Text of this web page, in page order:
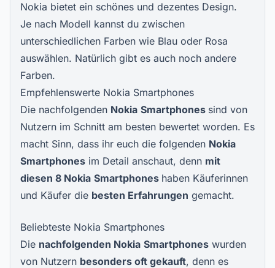
Nokia bietet ein schönes und dezentes Design.
Je nach Modell kannst du zwischen
unterschiedlichen Farben wie Blau oder Rosa
auswählen. Natürlich gibt es auch noch andere
Farben.
Empfehlenswerte Nokia Smartphones
Die nachfolgenden Nokia Smartphones sind von
Nutzern im Schnitt am besten bewertet worden. Es
macht Sinn, dass ihr euch die folgenden Nokia
Smartphones im Detail anschaut, denn mit
diesen 8 Nokia Smartphones haben Käuferinnen
und Käufer die besten Erfahrungen gemacht.
Beliebteste Nokia Smartphones
Die nachfolgenden Nokia Smartphones wurden
von Nutzern besonders oft gekauft, denn es